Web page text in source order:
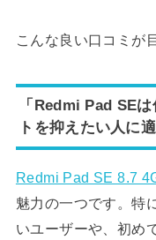
こんな良い口コミが
「Redmi Pad SE
トを抑えたい人に
Redmi Pad SE 8.7
魅力の一つです。特
いユーザーや、初め